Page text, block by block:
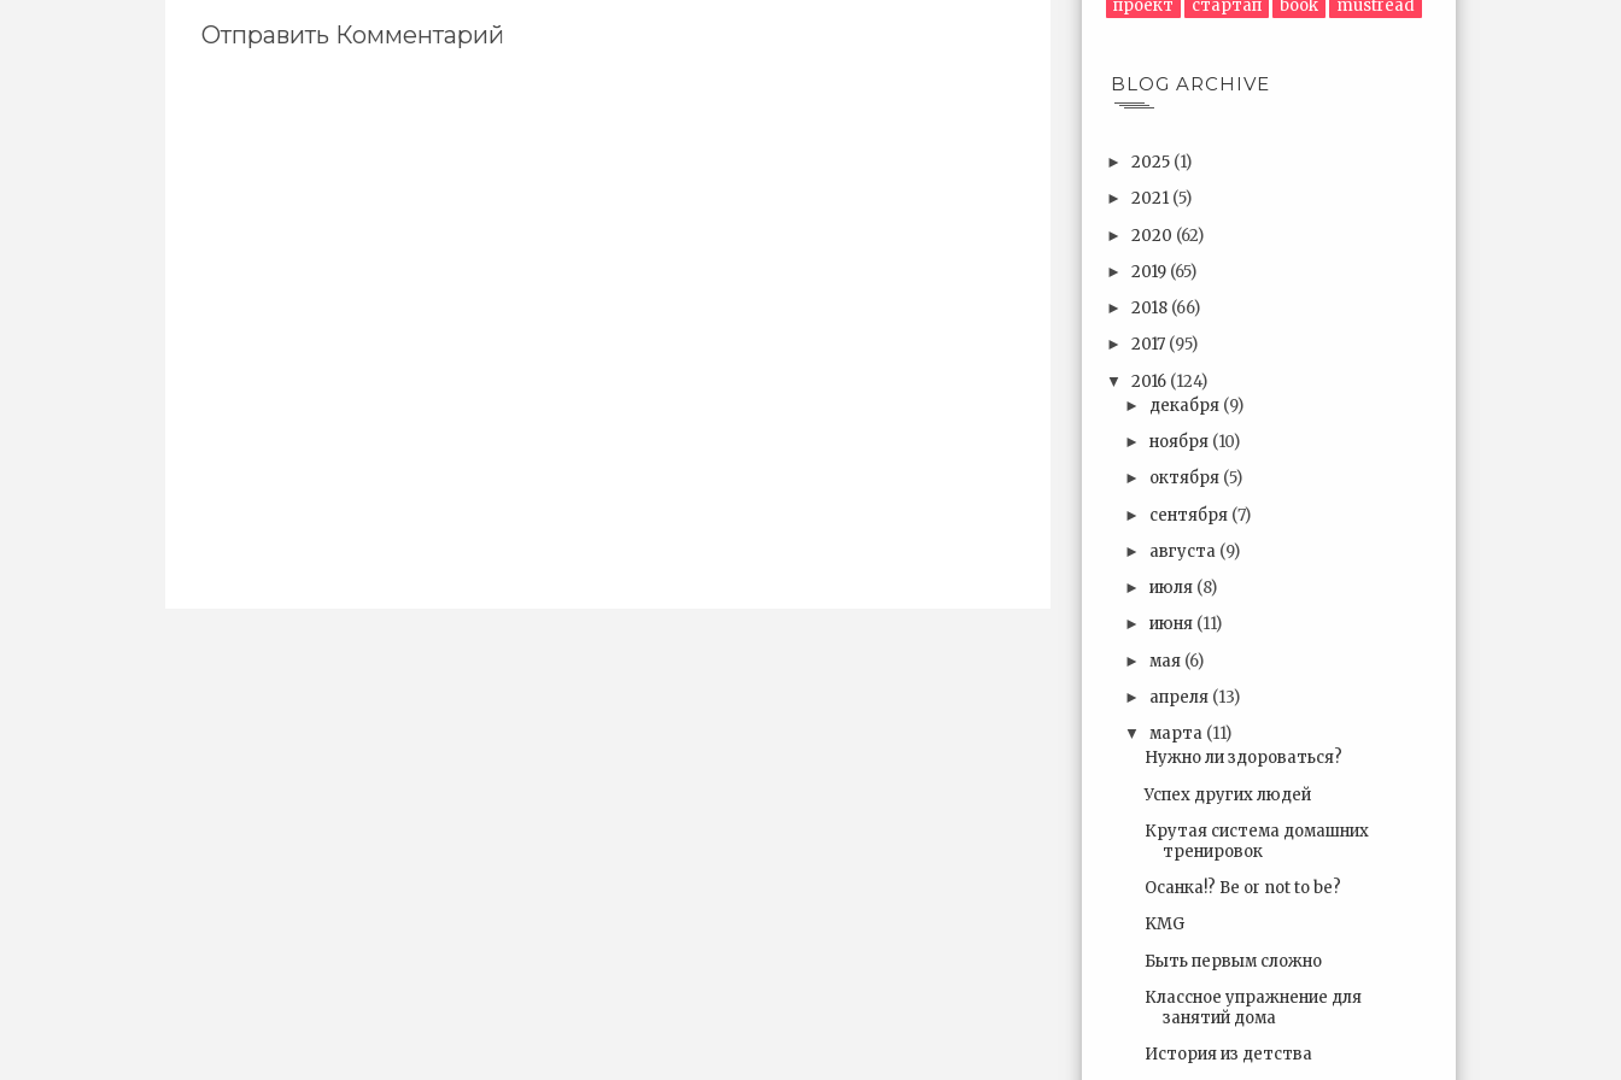
Отправить Комментарий
проект
стартап book mustread
BLOG ARCHIVE
► 2025 (1)
► 2021 (5)
► 2020 (62)
► 2019 (65)
► 2018 (66)
► 2017 (95)
▼ 2016 (124)
► декабря (9)
►ноября (10)
► октября (5)
► сентября (7)
► августа (9)
►июля (8)
►июня (11)
►мая (6)
► апреля (13)
▼марта (11)
Нужно ли здороваться?
Успех других людей
Крутая система домашних
тренировок
Осанка!? Be or not to be?
KMG
Быть первым сложно
Классное упражнение для
занятий дома
История из детства